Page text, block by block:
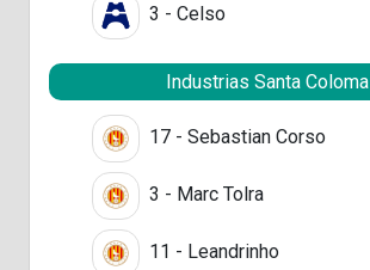
3 - Celso
Industrias Santa Coloma
17 - Sebastian Corso
3 - Marc Tolra
11 - Leandrinho